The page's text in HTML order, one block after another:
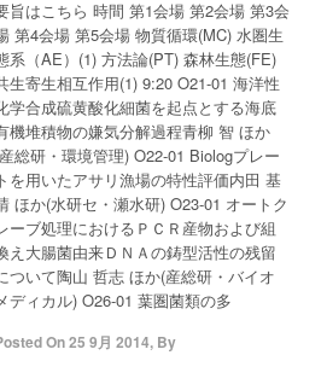
旨はこちら 時間 第1会場 第2会場 第3会
第4会場 第5会場 物質循環(MC) 水圏生
系（AE）(1) 方法論(PT) 森林生態(FE)
生寄生相互作用(1) 9:20 O21-01 海洋性
学合成硫黄酸化細菌を起点とする海底
機堆積物の嫌気分解過程青柳 智 ほか
総研・環境管理) O22-01 Biologプレー
トを用いたアサリ漁場の特性評価内田 基
ほか(水研セ・瀬水研) O23-01 オートク
ーブ処理におけるＰＣＲ産物および組
え大腸菌由来ＤＮＡの鋳型活性の残留
ついて陶山 哲志 ほか(産総研・バイオ
ディカル) O26-01 葉圏菌類の多
On25 9月 2014, By